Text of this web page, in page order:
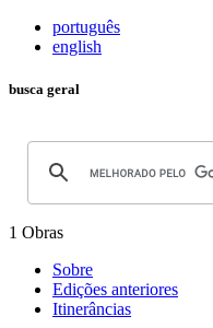
português
english
busca geral
1 Obras
Sobre
Edições anteriores
Itinerâncias